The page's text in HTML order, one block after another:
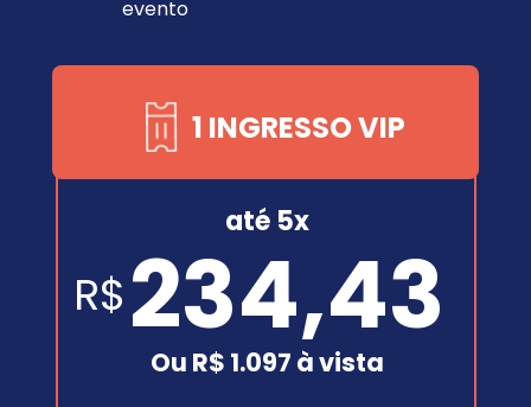
1 INGRESSO VIP
até 5x
234,43
R$
Ou R$ 1.097 à vista
evento